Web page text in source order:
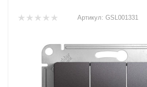
Артикул: GSL001331